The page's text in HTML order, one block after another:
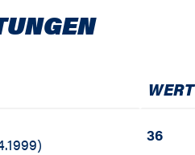
WERT
) 36